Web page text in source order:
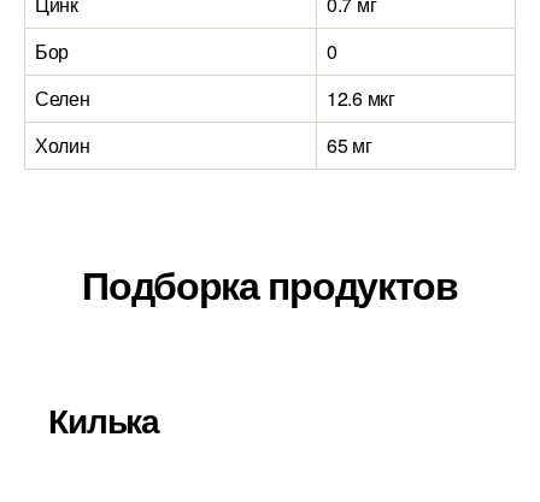
Бор
0
Селен
12.6 мкг
Холин
65 мг
Подборка продуктов
Килька